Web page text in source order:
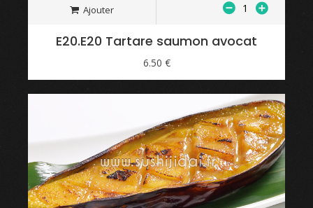
Ajouter
E20.E20 Tartare saumon avocat
6.50 €